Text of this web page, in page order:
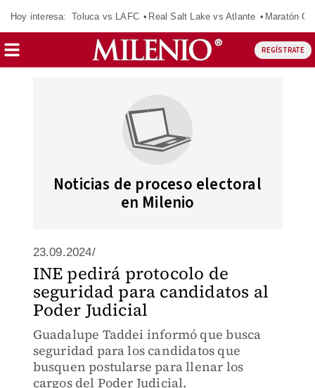
Hoy interesa: Toluca vs LAFC Real Salt Lake vs Atlante Maratón
REGÍSTRATE
Noticias de proceso electoral
en Milenio
23.09.2024/
INE pedirá protocolo de
seguridad para candidatos al
Poder Judicial
Guadalupe Taddei informó que busca
seguridad para los candidatos que
busquen postularse para llenar los
cargos del Poder Judicial.